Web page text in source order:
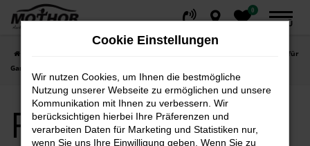
Zum
0
MENÜ
Ford Tageszulassung für
Gardelegen bei Autohaus Mothor GmbH
Ford
Cookie Einstellungen
Wir nutzen Cookies, um Ihnen die bestmögliche
Nutzung unserer Webseite zu ermöglichen und unsere
Kommunikation mit Ihnen zu verbessern. Wir
berücksichtigen hierbei Ihre Präferenzen und
verarbeiten Daten für Marketing und Statistiken nur,
wenn Sie uns Ihre Einwilligung geben. Wenn Sie zu